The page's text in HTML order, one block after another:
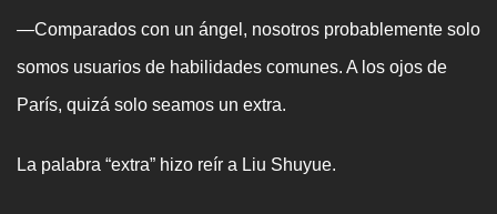
—Comparados con un ángel, nosotros probablemente solo
somos usuarios de habilidades comunes. A los ojos de
París, quizá solo seamos un extra.
La palabra “extra” hizo reír a Liu Shuyue.